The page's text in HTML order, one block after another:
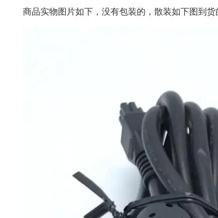
商品实物图片如下，没有包装的，散装如下图到货